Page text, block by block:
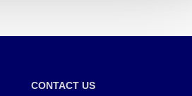
CONTACT US